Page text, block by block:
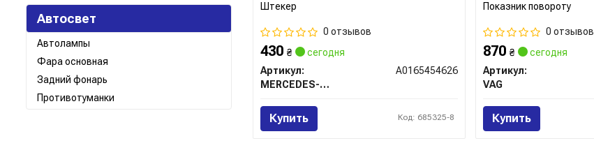
Автосвет
Автолампы
Фара основная
Задний фонарь
Противотуманки
Штекер
0 отзывов
430 ₴
сегодня
Артикул:
A0165454626
MERCEDES-BENZ
Купить Код: 685325-8
Показник повороту
0 отзывов
870₴
сегодня
Артикул:
VAG
Купить